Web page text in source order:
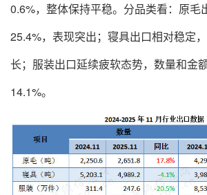
0.6%，整体保持平稳。 分品类看：原毛
25.4%，表现突出；寝具出口相对稳定
长；服装出口延续疲软态势，数量和金
14.1%。